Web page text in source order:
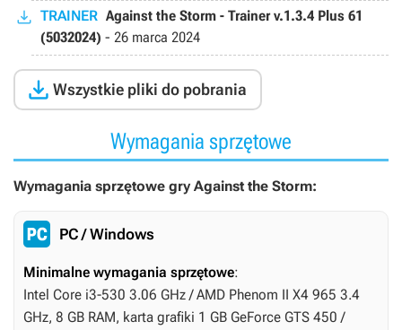
TRAINER Against the Storm - Trainer v.1.3.4 Plus 61
(5032024) - 26 marca 2024
 Wszystkie pliki do pobrania
Wymagania sprzętowe
Wymagania sprzętowe gry Against the Storm:
PC / Windows
Minimalne wymagania sprzętowe:
Intel Core i3-530 3.06 GHz / AMD Phenom II X4 965 3.4
GHz, 8 GB RAM, karta grafiki 1 GB GeForce GTS 450 /